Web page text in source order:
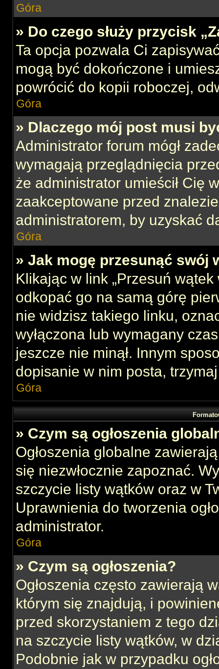
Góra
» Do czego służy przycisk
Ta opcja pozwala Ci
mogą być dokończone i
powrócić do kopii roboczej,
Góra
» Dlaczego mój post musi
Administrator forum mógł
wymagają przeglądnięcia
że administrator umieścił Cię
zaakceptowane przed
administratorem, by uzyskać
Góra
» Jak mogę przesunąć swój
Klikając w link „Przesuń
odkopać go na samą górę
nie widzisz takiego linku,
wyłączona lub wymagany
jeszcze nie minął. Innym
dopisanie w nim posta,
Góra
» Czym są ogłoszenia
Ogłoszenia globalne
się niezwłocznie zapoznać.
szczycie listy wątków oraz w
Uprawnienia do tworzenia
administrator.
Góra
» Czym są ogłoszenia?
Ogłoszenia często zawierają
którym się znajdują, i
przed skorzystaniem z tego
na szczycie listy wątków, w
Podobnie jak w przypadku